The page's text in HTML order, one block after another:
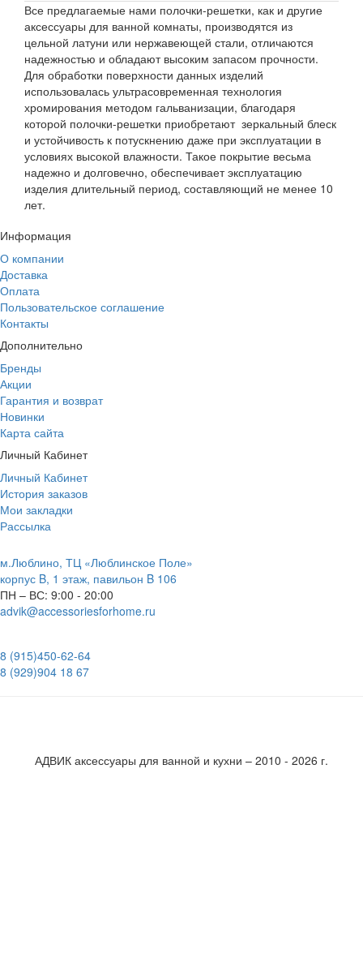
Все предлагаемые нами полочки-решетки, как и другие
аксессуары для ванной комнаты, производятся из
цельной латуни или нержавеющей стали, отличаются
надежностью и обладают высоким запасом прочности.
Для обработки поверхности данных изделий
использовалась ультрасовременная технология
хромирования методом гальванизации, благодаря
которой полочки-решетки приобретают зеркальный блеск
и устойчивость к потускнению даже при эксплуатации в
условиях высокой влажности. Такое покрытие весьма
надежно и долговечно, обеспечивает эксплуатацию
изделия длительный период, составляющий не менее 10
лет.
Информация
О компании
Доставка
Оплата
Пользовательское соглашение
Контакты
Дополнительно
Бренды
Акции
Гарантия и возврат
Новинки
Карта сайта
Личный Кабинет
Личный Кабинет
История заказов
Мои закладки
Рассылка
м.Люблино, ТЦ «Люблинское Поле»
корпус B, 1 этаж, павильон B 106
ПН – ВС: 9:00 - 20:00
advik@accessoriesforhome.ru
8 (915)450-62-64
8 (929)904 18 67
АДВИК аксессуары для ванной и кухни – 2010 - 2026 г.